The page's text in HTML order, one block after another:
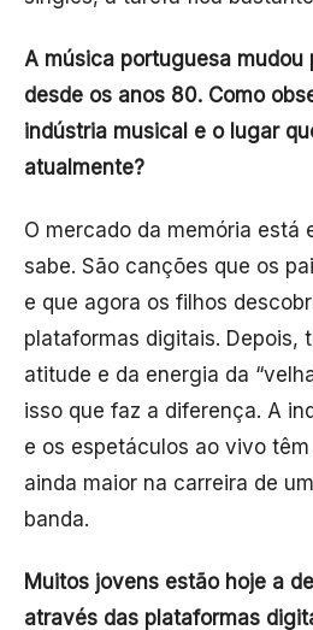
A música portuguesa mudou
desde os anos 80. Como
indústria musical e o lugar
atualmente?
O mercado da memória está
sabe. São canções que os
e que agora os filhos
plataformas digitais. Depois,
atitude e da energia da
isso que faz a diferença. A
e os espetáculos ao vivo
ainda maior na carreira de
banda.
Muitos jovens estão hoje a
através das plataformas